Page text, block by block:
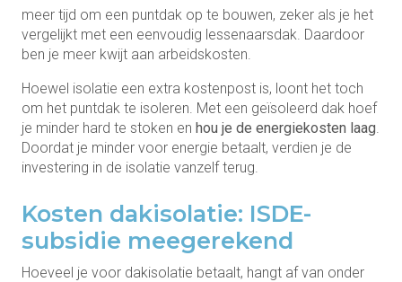
meer tijd om een puntdak op te bouwen, zeker als je het
vergelijkt met een eenvoudig lessenaarsdak. Daardoor
ben je meer kwijt aan arbeidskosten.
Hoewel isolatie een extra kostenpost is, loont het toch
om het puntdak te isoleren. Met een geïsoleerd dak hoef
je minder hard te stoken en hou je de energiekosten laag
Doordat je minder voor energie betaalt, verdien je de
investering in de isolatie vanzelf terug.
Kosten dakisolatie: ISDE-
subsidie meegerekend
Hoeveel je voor dakisolatie betaalt, hangt af van onder